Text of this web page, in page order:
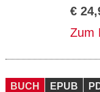
€
Zum
BUCH EPUB